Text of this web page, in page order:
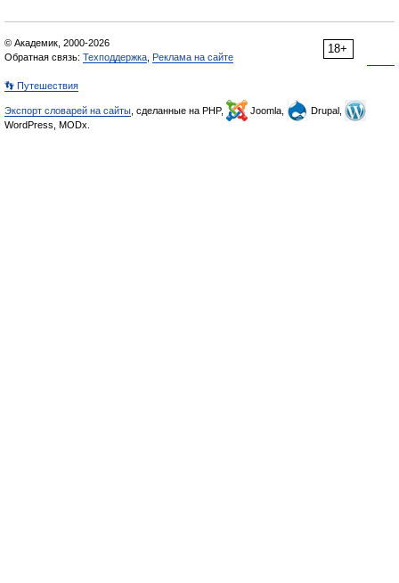
18+
© Академик, 2000-2026
Обратная связь: Техподдержка Реклама на сайте
👣 Путешествия
Экспорт словарей на сайты , сделанные на PHP, Joomla,
Drupal,
WordPress, MODx.